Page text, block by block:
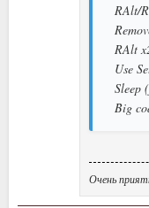
RAlt/
RAlt
Use
Sleep
Big
Очень